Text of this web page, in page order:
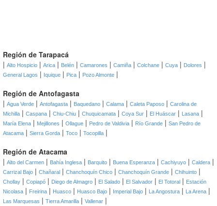
Región de Tarapacá
| Alto Hospicio | Arica | Belén | Camarones | Camiña | Colchane | Cuya | Dolores |
General Lagos | Iquique | Pica | Pozo Almonte |
Región de Antofagasta
| Agua Verde | Antofagasta | Baquedano | Calama | Caleta Paposo | Carolina de
Michilla | Caspana | Chiu-Chiu | Chuquicamata | Coya Sur | El Huáscar | Lasana |
María Elena | Mejillones | Ollague | Pedro de Valdivia | Río Grande | San Pedro de
Atacama | Sierra Gorda | Toco | Tocopilla |
Región de Atacama
| Alto del Carmen | Bahía Inglesa | Barquito | Buena Esperanza | Cachiyuyo | Caldera |
Carrizal Bajo | Chañaral | Chanchoquín Chico | Chanchoquín Grande | Chihuinto |
Chollay | Copiapó | Diego de Almagro | El Salado | El Salvador | El Totoral | Estación
Nicolasa | Freirina | Huasco | Huasco Bajo | Imperial Bajo | La Angostura | La Arena |
Las Marquesas | Tierra Amarilla | Vallenar |